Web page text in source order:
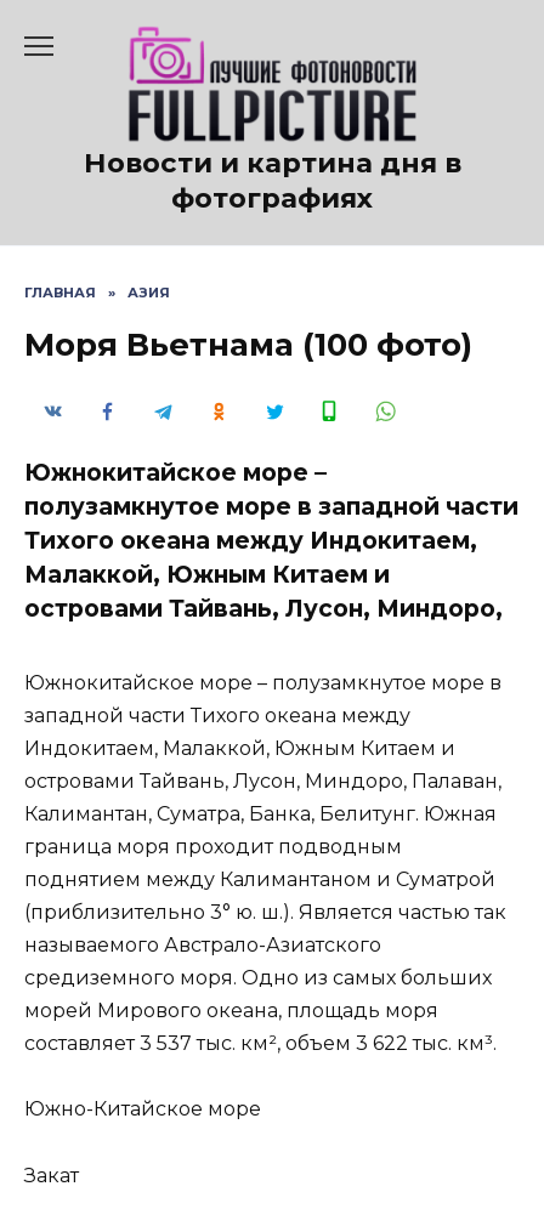
содержанию
Новости и картина дня в
фотографиях
ГЛАВНАЯ » АЗИЯ
Моря Вьетнама (100 фото)
Южнокитайское море –
полузамкнутое море в западной части
Тихого океана между Индокитаем,
Малаккой, Южным Китаем и
островами Тайвань, Лусон, Миндоро,
Южнокитайское море – полузамкнутое море в
западной части Тихого океана между
Индокитаем, Малаккой, Южным Китаем и
островами Тайвань, Лусон, Миндоро, Палаван,
Калимантан, Суматра, Банка, Белитунг. Южная
граница моря проходит подводным
поднятием между Калимантаном и Суматрой
(приблизительно 3° ю. ш.). Является частью так
называемого Австрало-Азиатского
средиземного моря. Одно из самых больших
морей Мирового океана, площадь моря
составляет 3 537 тыс. км², объем 3 622 тыс. км³.
Южно-Китайское море
Закат